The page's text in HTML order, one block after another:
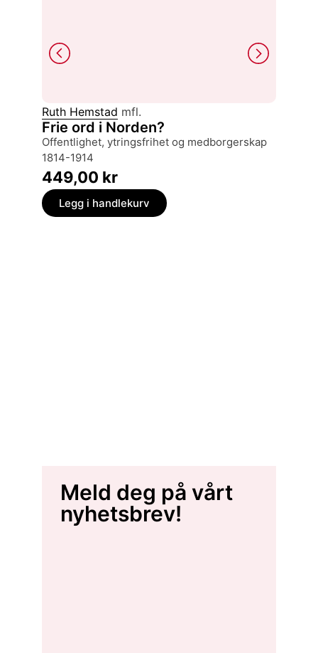
Ruth Hemstad mfl.
Frie ord i Norden?
offentlighet, ytringsfrihet og medborgerskap
1814-1914
449,00 kr
Legg i handlekurv
Meld deg på vårt
nyhetsbrev!